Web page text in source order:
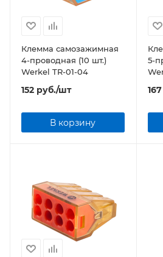
Клемма самозажимная
4-проводная (10 шт.)
Werkel TR-01-04
152 руб./шт
В корзину
5-
167